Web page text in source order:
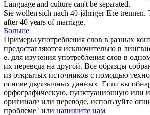
Language and culture can't be separated.
Sie wollen sich nach 40-jähriger Ehe trennen.
after 40 years of marriage.
Больше
Примеры употребления слов в разных
предоставляются исключительно в
е. для изучения употребления слов в
их перевода на другой. Все образцы
из открытых источников с помощью
основе двуязычных данных. Если вы
орфографическую, пунктуационную или
оригинале или переводе, используйте
проблеме" или напишите нам